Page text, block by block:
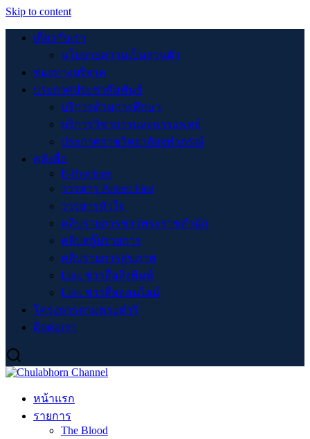
Skip to content
เกี่ยวกับเรา
นโยบายความเป็นส่วนตัว
ช่องทางบริจาค
ประกาศประชาสัมพันธ์
บริการด้านการศึกษา
บริการวิชาการและการแพทย์
ประกาศราชวิทยาลัยจุฬาภรณ์
คลังสื่อ
E-Brochure
วารสาร Patient First
วารสารหัวใจ
คลิปรายการข่าวพระราชสำนัก
คลิปสกู๊ปรายการ
คลิปรายการสุขภาพ
Link ข่าวสื่อสิ่งพิมพ์
Link ข่าวสื่อออนไลน์
โครงการตามพระดำริ
ติดต่อเรา
หน้าแรก
รายการ
The Blood